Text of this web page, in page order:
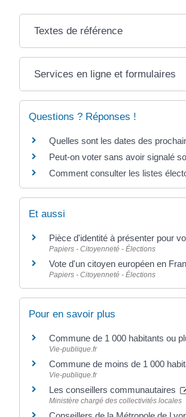
Textes de référence
Services en ligne et formulaires
Questions ? Réponses !
Quelles sont les dates des
Peut-on voter sans avoir signalé
Comment consulter les listes
Et aussi
Pièce d'identité à présenter pour
Papiers - Citoyenneté - Élections
Vote d'un citoyen européen en
Papiers - Citoyenneté - Élections
Pour en savoir plus
Commune de 1 000 habitants ou
Vie-publique.fr
Commune de moins de 1 000
Vie-publique.fr
Les conseillers communautaires
Ministère chargé des collectivités locales